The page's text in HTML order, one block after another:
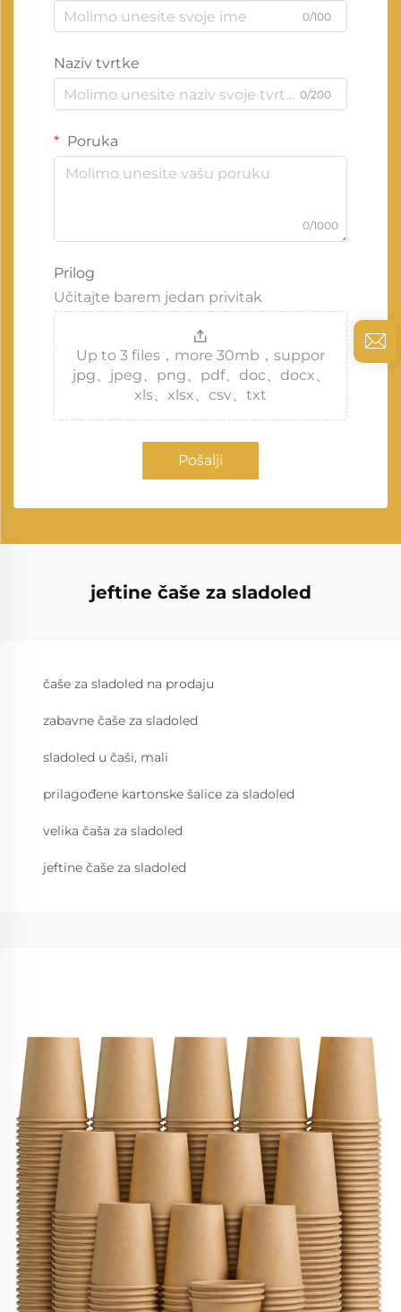
0/100
Naziv tvrtke
0/200
Poruka
0/1000
Prilog
Učitajte barem jedan privitak
Up to 3 files，more 30mb，suppor
jpg、jpeg、png、pdf、doc、docx、
xls、xlsx、csv、txt
Pošalji
jeftine čaše za sladoled
čaše za sladoled na prodaju
zabavne čaše za sladoled
sladoled u čaši, mali
prilagođene kartonske šalice za sladoled
velika čaša za sladoled
jeftine čaše za sladoled